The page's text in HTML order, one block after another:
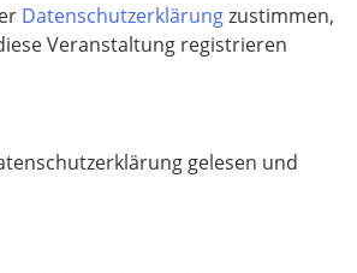
Datenschutzerklärungzustimmen,
Veranstaltung registrieren
gelesen und